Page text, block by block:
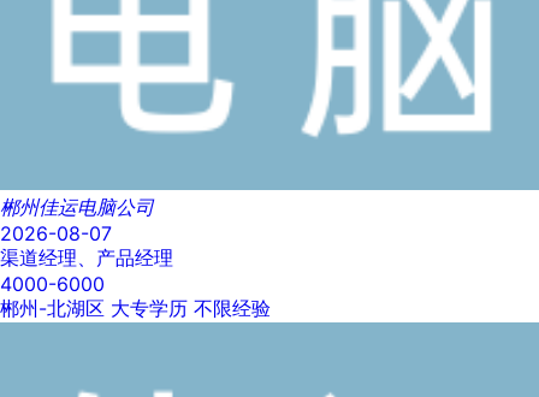
郴州佳运电脑公司
2026-08-07
渠道经理、产品经理
4000-6000
郴州-北湖区 大专学历 不限经验